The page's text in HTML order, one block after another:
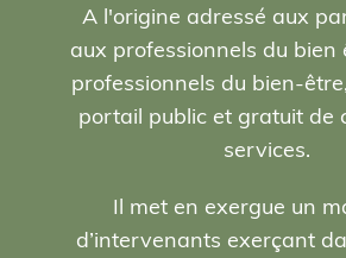
A l'origine adressé aux
aux professionnels du bien
professionnels du bien-
portail public et gratuit de
services.
Il met en exergue un
d’intervenants exerçant